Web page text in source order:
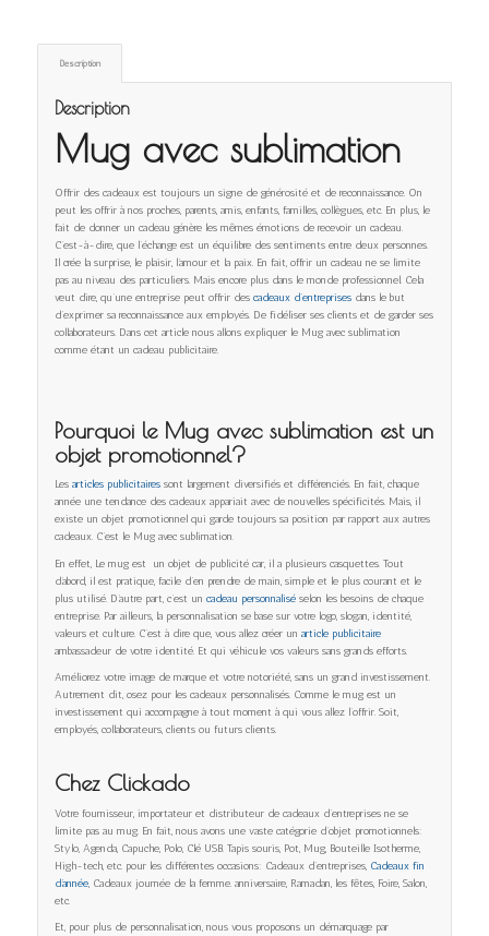
Description
Description
Mug avec sublimation
Offrir des cadeaux est toujours un signe de générosité et de reconnaissance. On
peut les offrir à nos proches, parents, amis, enfants, familles, collègues, etc. En plus, le
fait de donner un cadeau génère les mêmes émotions de recevoir un cadeau.
C’est-à-dire, que l’échange est un équilibre des sentiments entre deux personnes.
Il crée la surprise, le plaisir, l’amour et la paix. En fait, offrir un cadeau ne se limite
pas au niveau des particuliers. Mais encore plus dans le monde professionnel. Cela
veut dire, qu’une entreprise peut offrir des cadeaux d’entreprisesdans le but
d’exprimer sa reconnaissance aux employés. De fidéliser ses clients et de garder ses
collaborateurs. Dans cet article nous allons expliquer le Mug avec sublimation
comme étant un cadeau publicitaire.
Pourquoi le Mug avec sublimation est un
objet promotionnel?
Lesarticles publicitairessont largement diversifiés et différenciés. En fait, chaque
année une tendance des cadeaux appariait avec de nouvelles spécificités. Mais, il
existe un objet promotionnel qui garde toujours sa position par rapport aux autres
cadeaux. C’est le Mug avec sublimation.
En effet, Le mug est un objet de publicité car, il a plusieurs casquettes. Tout
d’abord, il est pratique, facile d’en prendre de main, simple et le plus courant et le
plus utilisé. D’autre part, c’est un cadeau personnaliséselon les besoins de chaque
entreprise. Par ailleurs, la personnalisation se base sur votre logo, slogan, identité,
valeurs et culture. C’est à dire que, vous allez créer un article publicitaire
ambassadeur de votre identité. Et qui véhicule vos valeurs sans grands efforts.
Améliorez votre image de marque et votre notoriété, sans un grand investissement.
Autrement dit, osez pour les cadeaux personnalisés. Comme le mug est un
investissement qui accompagne à tout moment à qui vous allez l’offrir. Soit,
employés, collaborateurs, clients ou futurs clients.
Chez Clickado
Votre fournisseur, importateur et distributeur de cadeaux d’entreprises ne se
limite pas au mug. En fait, nous avons une vaste catégorie d’objet promotionnels:
Stylo, Agenda, Capuche, Polo, Clé USB. Tapis souris, Pot, Mug, Bouteille Isotherme,
High-tech, etc. pour les différentes occasions: Cadeaux d’entreprises, Cadeaux fin
d’année, Cadeaux journée de la femme. anniversaire, Ramadan, les fêtes, Foire, Salon,
etc.
Et, pour plus de personnalisation, nous vous proposons un démarquage par